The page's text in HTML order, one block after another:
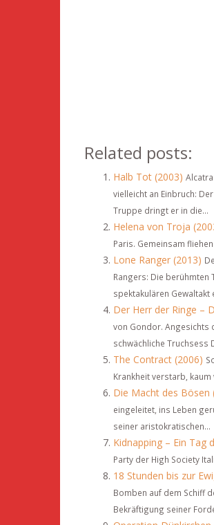
Related posts:
Halb Tot (2003)
vielleicht an Einbruch:
Truppe dringt er in die...
Helena von Troja
Paris. Gemeinsam
Lone Ranger (2013)
Rangers: Die berühmten
spektakulären Gewaltakt
Der Herr der Ringe –
von Gondor. Angesichts
schwächliche Truchsess
The Contract (2006)
Krankheit verstarb,
Die Macht des Bösen
eingeleitet, ins Leben
seiner aristokratischen...
Kidnapping – Ein Tag
Party der High Society
18 Stunden bis zur
Bomben auf dem Schiff
Bekräftigung seiner